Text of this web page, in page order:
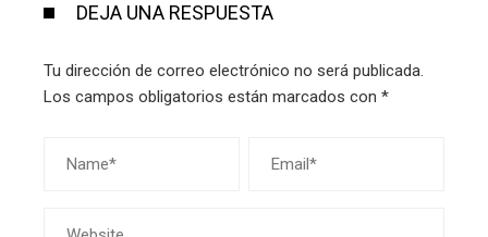
DEJA UNA RESPUESTA
Tu dirección de correo electrónico no será publicada.
Los campos obligatorios están marcados con *